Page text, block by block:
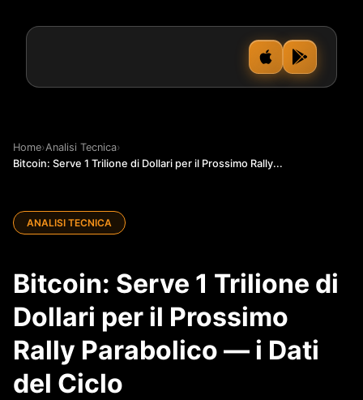
Home›Analisi Tecnica›
Bitcoin: Serve 1 Trilione di Dollari per il Prossimo Rally...
ANALISI TECNICA
Bitcoin: Serve 1 Trilione di
Dollari per il Prossimo
Rally Parabolico — i Dati
del Ciclo